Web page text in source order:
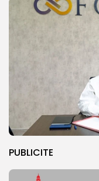
PUBLICITE